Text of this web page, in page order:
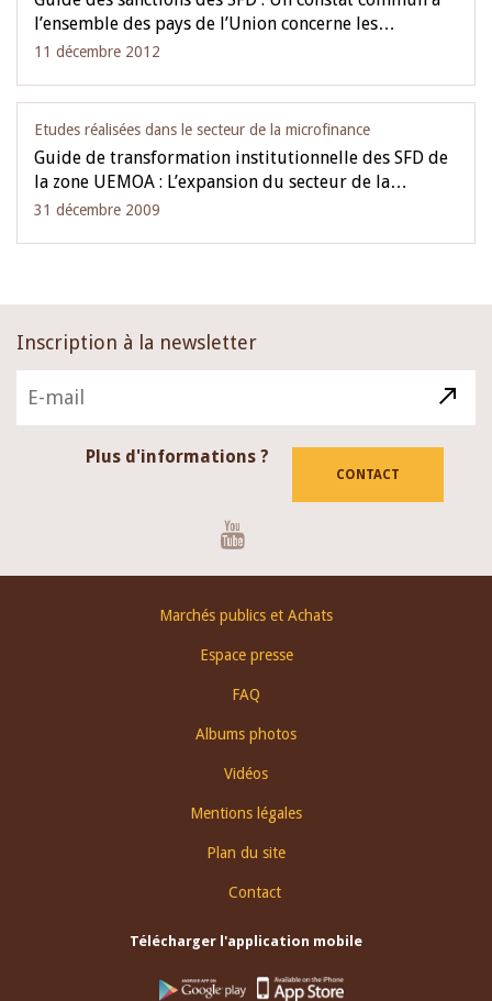
l’ensemble des pays de l’Union concerne les…
11 décembre 2012
Etudes réalisées dans le secteur de la microfinance
Guide de transformation institutionnelle des SFD de
la zone UEMOA : L’expansion du secteur de la…
31 décembre 2009
Inscription à la newsletter
Plus d'informations ?
CONTACT
Marchés publics et Achats
Espace presse
FAQ
Albums photos
Vidéos
Mentions légales
Plan du site
Contact
Télécharger l'application mobile